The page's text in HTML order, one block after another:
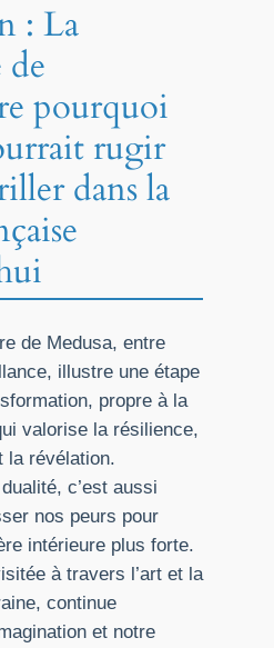
: La
pourquoi
rugir
dans la
de Medusa, entre
illustre une étape
propre à la
valorise la résilience,
la révélation.
c’est aussi
nos peurs pour
intérieure plus forte.
à travers l’art et la
continue
et notre